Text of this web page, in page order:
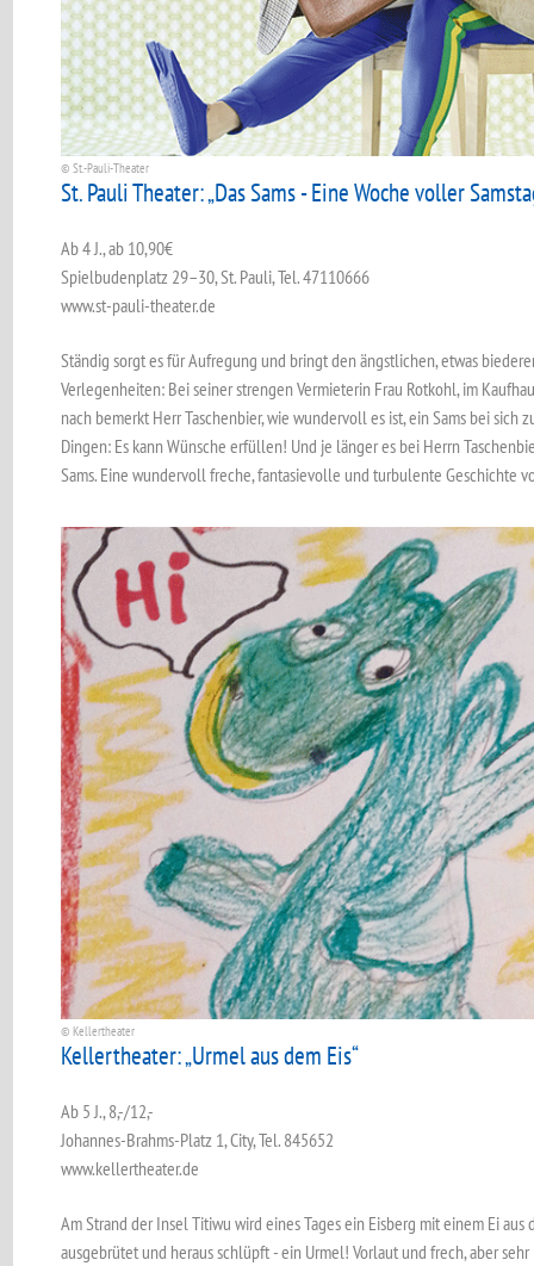
© St.-Pauli-Theater
St. Pauli Theater: „Das Sams - Eine Woche voller
Ab 4 J., ab 10,90€
Spielbudenplatz 29–30, St. Pauli, Tel. 47110666
www.st-pauli-theater.de
Ständig sorgt es für Aufregung und bringt den ängstlichen, etwas
Verlegenheiten: Bei seiner strengen Vermieterin Frau Rotkohl, im
nach bemerkt Herr Taschenbier, wie wundervoll es ist, ein Sams bei sich
Dingen: Es kann Wünsche erfüllen! Und je länger es bei Herrn
Sams. Eine wundervoll freche, fantasievolle und turbulente Geschichte
© Kellertheater
Kellertheater: „Urmel aus dem Eis“
Ab 5 J., 8,-/12,-
Johannes-Brahms-Platz 1, City, Tel. 845652
www.kellertheater.de
Am Strand der Insel Titiwu wird eines Tages ein Eisberg mit ­einem Ei aus
ausgebrütet und heraus schlüpft - ein Urmel! Vorlaut und frech, aber